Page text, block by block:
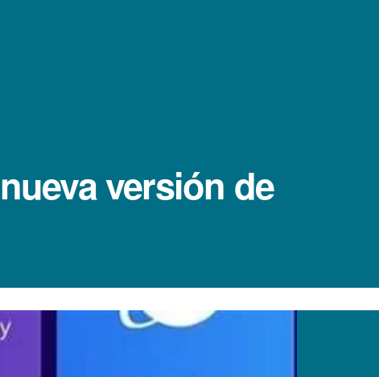
versión de